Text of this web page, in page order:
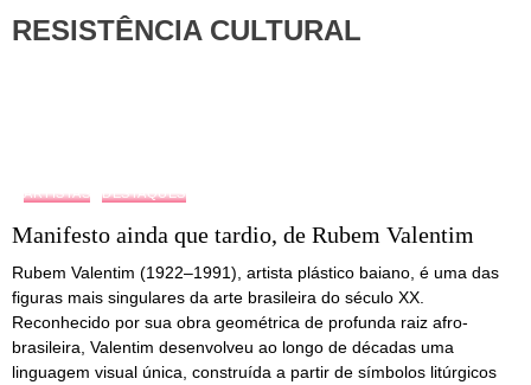
RESISTÊNCIA CULTURAL
ARTISTAS DESTAQUES
Manifesto ainda que tardio, de Rubem Valentim
Rubem Valentim (1922–1991), artista plástico baiano, é uma das
figuras mais singulares da arte brasileira do século XX.
Reconhecido por sua obra geométrica de profunda raiz afro-
brasileira, Valentim desenvolveu ao longo de décadas uma
linguagem visual única, construída a partir de símbolos litúrgicos